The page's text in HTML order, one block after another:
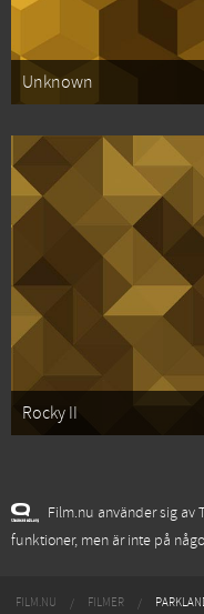
Unknown
Rocky II
Film.nu använder sig av
funktioner, men är inte på
FILM.NU FILMER